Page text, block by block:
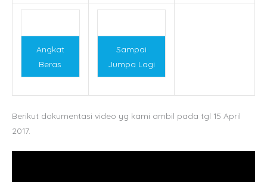
Angkat
Beras
Sampai
Jumpa Lagi
Berikut dokumentasi video yg kami ambil pada tgl 15 April
2017.